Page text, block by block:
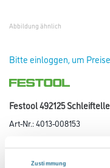
Zustimmung
Abbildung ähnlich
Bitte einloggen, um
Festool 492125
Art-Nr.:4013-008153
Einsatz auf ebenen und